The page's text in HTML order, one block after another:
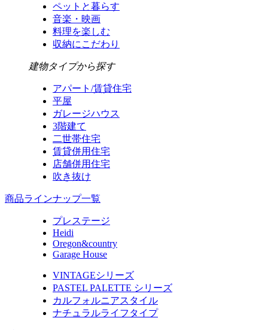
ペットと暮らす
音楽・映画
料理を楽しむ
収納にこだわり
建物タイプから探す
アパート/賃貸住宅
平屋
ガレージハウス
3階建て
二世帯住宅
賃貸併用住宅
店舗併用住宅
吹き抜け
商品ラインナップ一覧
プレステージ
Heidi
Oregon&country
Garage House
VINTAGEシリーズ
PASTEL PALETTE シリーズ
カルフォルニアスタイル
ナチュラルライフタイプ